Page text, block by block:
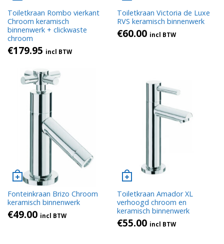
Toiletkraan Rombo vierkant
Chroom keramisch
binnenwerk + clickwaste
chroom
€179.95 incl BTW
Toiletkraan Victoria de Luxe
RVS keramisch binnenwerk
€60.00 incl BTW
Fonteinkraan Brizo Chroom
keramisch binnenwerk
€49.00 incl BTW
Toiletkraan Amador XL
verhoogd chroom en
keramisch binnenwerk
€55.00 incl BTW